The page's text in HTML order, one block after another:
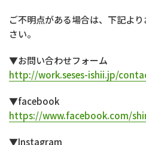
ご不明点がある場合は、下記よ
さい。
▼お問い合わせフォーム
http://work.seses-ishii.jp/
▼facebook
https://www.facebook.com/
▼Instagram